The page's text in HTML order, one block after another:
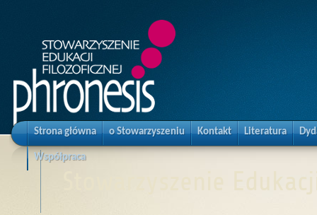
Strona główna o Stowarzyszeniu Kontakt Literatura
Współpraca